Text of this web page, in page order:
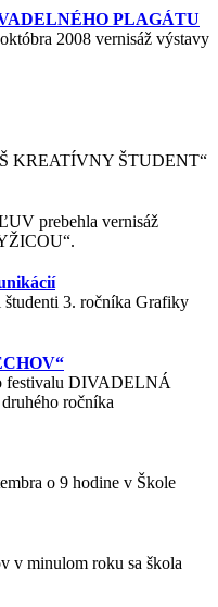
PLAGÁTU
2008 vernisáž výstavy
KREATÍVNY ŠTUDENT“
prebehla vernisáž
3. ročníka Grafiky
festivalu DIVADELNÁ
ročníka
o 9 hodine v Škole
v minulom roku sa škola